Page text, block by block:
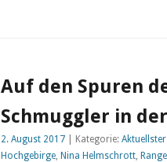
Auf den Spuren
Schmuggler in
2. August 2017| Kategorie:
Hochgebirge, Nina Helmschrott,